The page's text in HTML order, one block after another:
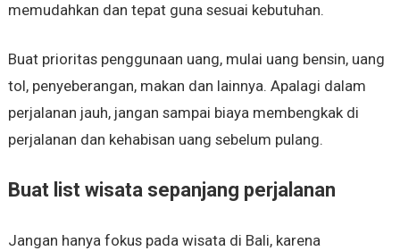
memudahkan dan tepat guna sesuai kebutuhan.
Buat prioritas penggunaan uang, mulai uang bensin, uang
tol, penyeberangan, makan dan lainnya. Apalagi dalam
perjalanan jauh, jangan sampai biaya membengkak di
perjalanan dan kehabisan uang sebelum pulang.
Buat list wisata sepanjang perjalanan
Jangan hanya fokus pada wisata di Bali, karena